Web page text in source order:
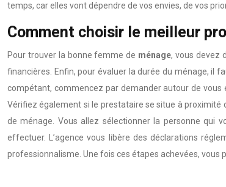
temps, car elles vont dépendre de vos envies, de vos
Comment choisir le meilleur
Pour trouver la bonne femme de ménage, vous devez
financières. Enfin, pour évaluer la durée du ménage, il
compétant, commencez par demander autour de vous
Vérifiez également si le prestataire se situe à proximité
de ménage. Vous allez sélectionner la personne qui
effectuer. L’agence vous libère des déclarations
professionnalisme. Une fois ces étapes achevées,